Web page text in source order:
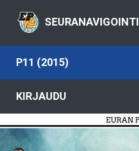
SEURANAVIGOINTI
P11 (2015)
KIRJAUDU